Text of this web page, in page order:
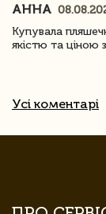
АННА
Купувала
якістю та ціною
Усі коментарі